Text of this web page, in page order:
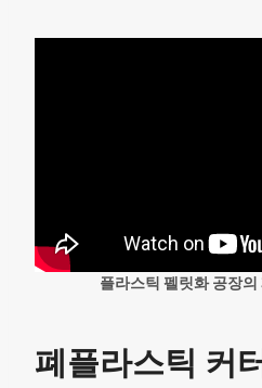
플라스틱 펠릿화 공장의
폐플라스틱 커